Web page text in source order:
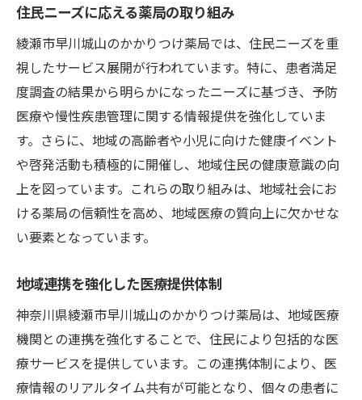
住民ニーズに応える薬局の取り組み
綾瀬市早川城山のかかりつけ薬局では、住民ニーズを重
視したサービス展開が行われています。特に、患者満足
度調査の結果から明らかになったニーズに基づき、予防
医療や慢性疾患管理に関する情報提供を強化していま
す。さらに、地域の高齢者や小児に向けた健康イベント
や啓発活動も積極的に開催し、地域住民の健康意識の向
上を図っています。これらの取り組みは、地域社会にお
ける薬局の信頼性を高め、地域医療の質向上に欠かせな
い要素となっています。
地域連携を強化した医療提供体制
神奈川県綾瀬市早川城山のかかりつけ薬局は、地域医療
機関との連携を強化することで、住民により包括的な医
療サービスを提供しています。この連携体制により、医
療情報のリアルタイム共有が可能となり、個々の患者に